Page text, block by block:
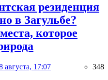
резиденция
в Загульбе?
которое
августа, 17:07 348